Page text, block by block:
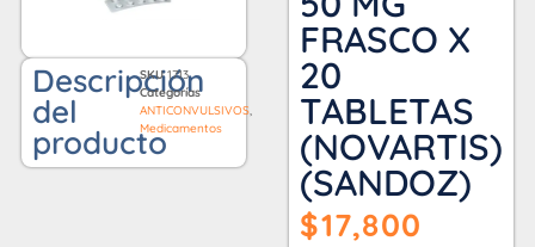
Descripción
del
producto
SKU1713
Categorías
ANTICONVULSIVOS,
Medicamentos
FRASCO X
20
TABLETAS
(NOVARTIS)
(SANDOZ)
$17,800